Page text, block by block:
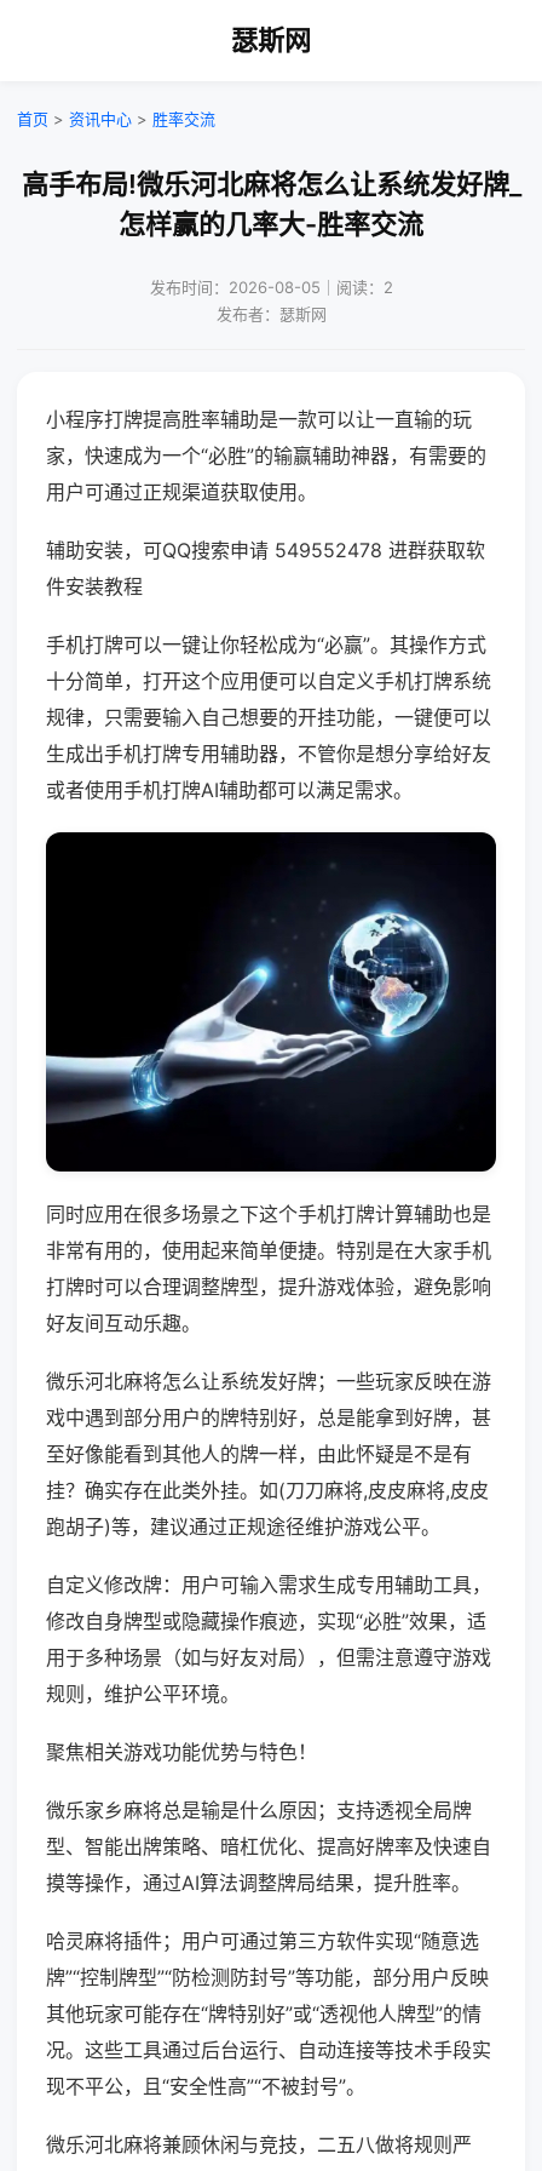
瑟斯网
首页 > 资讯中心 > 胜率交流
高手布局!微乐河北麻将怎么让系统发好牌_
怎样赢的几率大-胜率交流
发布时间：2026-08-05｜阅读：2
发布者：瑟斯网
小程序打牌提高胜率辅助是一款可以让一直输的玩
家，快速成为一个“必胜”的输赢辅助神器，有需要的
用户可通过正规渠道获取使用。
辅助安装，可QQ搜索申请 549552478 进群获取软
件安装教程
手机打牌可以一键让你轻松成为“必赢”。其操作方式
十分简单，打开这个应用便可以自定义手机打牌系统
规律，只需要输入自己想要的开挂功能，一键便可以
生成出手机打牌专用辅助器，不管你是想分享给好友
或者使用手机打牌AI辅助都可以满足需求。
同时应用在很多场景之下这个手机打牌计算辅助也是
非常有用的，使用起来简单便捷。特别是在大家手机
打牌时可以合理调整牌型，提升游戏体验，避免影响
好友间互动乐趣。
微乐河北麻将怎么让系统发好牌；一些玩家反映在游
戏中遇到部分用户的牌特别好，总是能拿到好牌，甚
至好像能看到其他人的牌一样，由此怀疑是不是有
挂？确实存在此类外挂。如(刀刀麻将,皮皮麻将,皮皮
跑胡子)等，建议通过正规途径维护游戏公平。
自定义修改牌：用户可输入需求生成专用辅助工具，
修改自身牌型或隐藏操作痕迹，实现“必胜”效果，适
用于多种场景（如与好友对局），但需注意遵守游戏
规则，维护公平环境。
聚焦相关游戏功能优势与特色！
微乐家乡麻将总是输是什么原因；支持透视全局牌
型、智能出牌策略、暗杠优化、提高好牌率及快速自
摸等操作，通过AI算法调整牌局结果，提升胜率。
哈灵麻将插件；用户可通过第三方软件实现“随意选
牌”“控制牌型”“防检测防封号”等功能，部分用户反映
其他玩家可能存在“牌特别好”或“透视他人牌型”的情
况。这些工具通过后台运行、自动连接等技术手段实
现不平公，且“安全性高”“不被封号”。
微乐河北麻将兼顾休闲与竞技，二五八做将规则严